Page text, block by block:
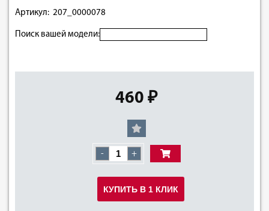
Артикул: 207_0000078
Поиск вашей модели:
460 ₽
- +
КУПИТЬ В 1 КЛИК